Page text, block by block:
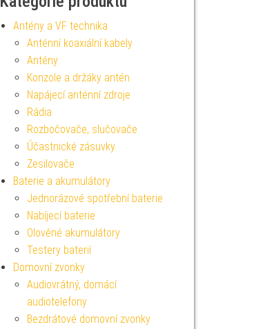
Antény a VF technika
Anténní koaxiální kabely
Antény
Konzole a držáky antén
Napájecí anténní zdroje
Rádia
Rozbočovače, slučovače
Účastnické zásuvky
Zesilovače
Baterie a akumulátory
Jednorázové spotřební baterie
Nabíjecí baterie
Olověné akumulátory
Testery baterií
Domovní zvonky
Audiovrátný, domácí
audiotelefony
Bezdrátové domovní zvonky